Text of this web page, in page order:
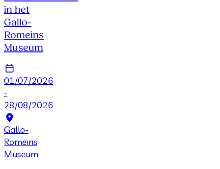
in het
Gallo-
Romeins
Museum
01/07/2026
-
28/08/2026
Gallo-
Romeins
Museum